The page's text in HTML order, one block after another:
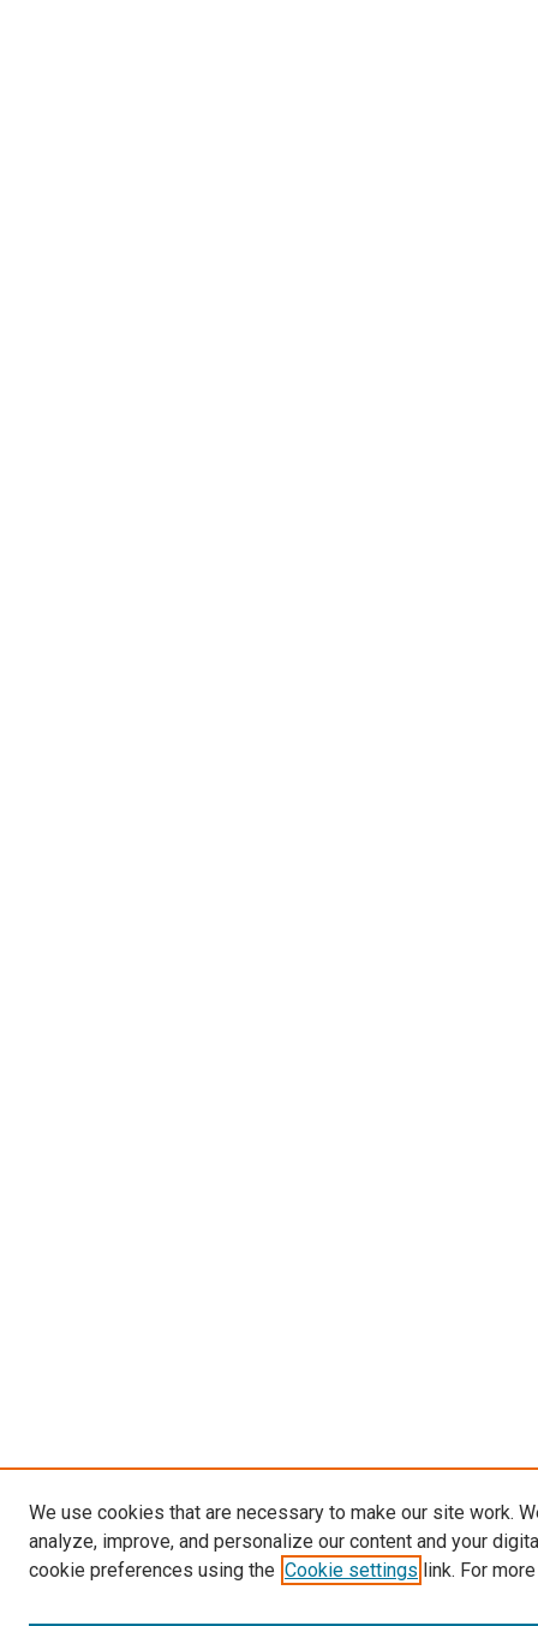
We use cookies that are necessary to make our site work.
analyze, improve, and personalize our content and your
cookie preferences using the Cookie settings link. For